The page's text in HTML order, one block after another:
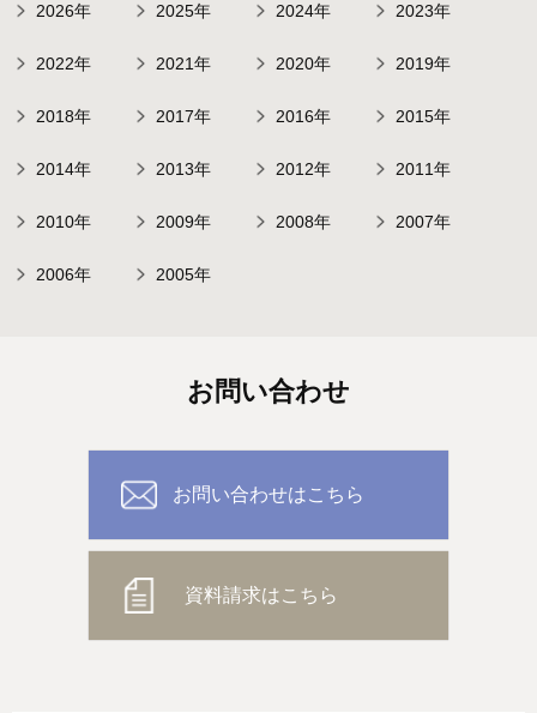
2026年 2025年 2024年 2023年
2022年 2021年 2020年 2019年
2018年 2017年 2016年 2015年
2014年 2013年 2012年 2011年
2010年 2009年 2008年 2007年
2006年 2005年
お問い合わせ
お問い合わせはこちら
資料請求はこちら